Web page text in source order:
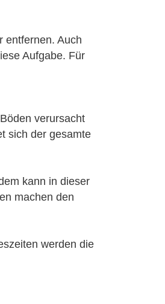
entfernen. Auch
Aufgabe. Für
verursacht
sich der gesamte
kann in dieser
machen den
werden die